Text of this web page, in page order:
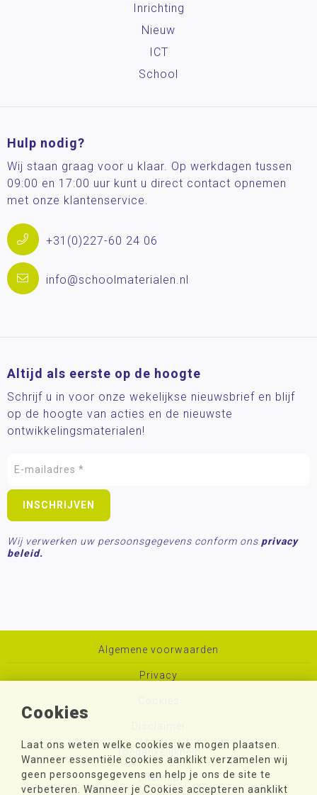
Cookies
Laat ons weten welke cookies we mogen plaatsen.
Wanneer essentiële cookies aanklikt verzamelen wij
geen persoonsgegevens en help je ons de site te
verbeteren. Wanneer je Cookies accepteren aanklikt
Inrichting
Nieuw
ICT
School
Hulp nodig?
Wij staan graag voor u klaar. Op werkdagen tussen
09:00 en 17:00 uur kunt u direct contact opnemen
met onze klantenservice.
+31(0)227-60 24 06
info@schoolmaterialen.nl
Altijd als eerste op de hoogte
Schrijf u in voor onze wekelijkse nieuwsbrief en blijf
op de hoogte van acties en de nieuwste
ontwikkelingsmaterialen!
Wij verwerken uw persoonsgegevens conform ons privacy
beleid.
Algemene voorwaarden
Privacy
Toegankelijkheid
Sitemap